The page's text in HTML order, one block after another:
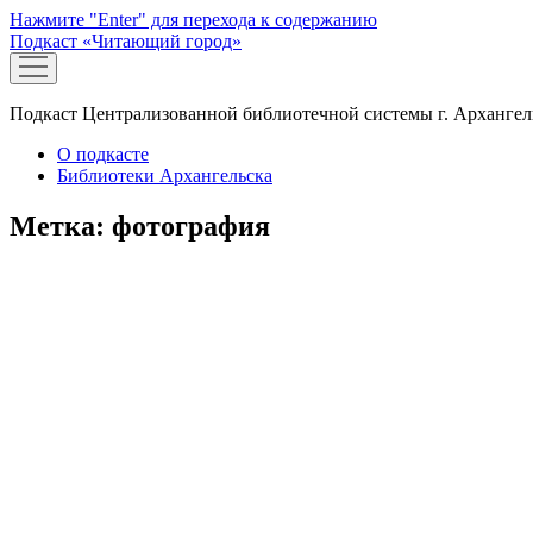
Нажмите "Enter" для перехода к содержанию
Подкаст «Читающий город»
открыть
меню
Подкаст Централизованной библиотечной системы г.
О подкасте
Библиотеки Архангельска
Метка: фотография